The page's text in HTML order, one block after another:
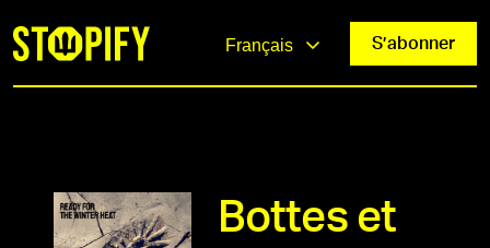
Français S’abonner
Bottes et